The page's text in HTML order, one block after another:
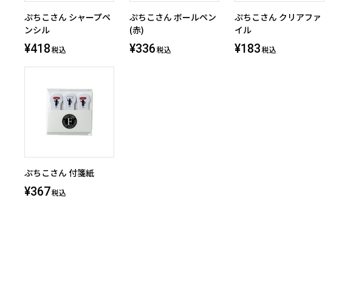
ぷちこさん シャープペ
ンシル
¥418 税込
ぷちこさん ボールペン
(赤)
¥336 税込
ぷちこさん クリアファ
イル
¥183 税込
ぷちこさん 付箋紙
¥367税込